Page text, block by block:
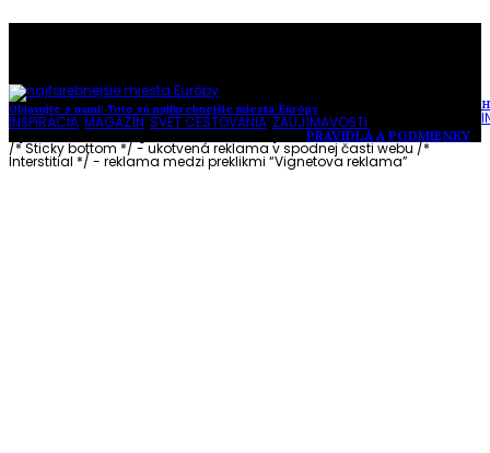
Objavujte s nami: Toto sú najfarebnejšie miesta Európy
INŠPIRÁCIA MAGAZÍN SVET CESTOVANIA ZAUJÍMAVOSTI
PRAVIDLÁ A PODMIENKY
/* Sticky bottom */ - ukotvená reklama v spodnej časti webu/*
Interstitial */ - reklama medzi preklikmi “Vignetova reklama”